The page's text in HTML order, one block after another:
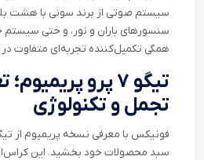
سنسورهای باران و نور، و حتی سیستم
همگی تکمیل‌کننده تجربه‌ای متفاوت
تیگو ۷ پرو
تجمل و تکنولوژی
سبد محصولات خود بخشید. این